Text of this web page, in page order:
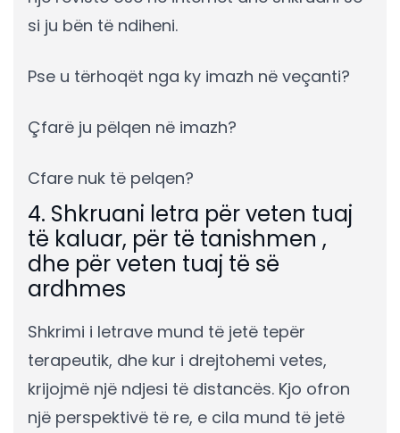
si ju bën të ndiheni.
Pse u tërhoqët nga ky imazh në veçanti?
Çfarë ju pëlqen në imazh?
Cfare nuk të pelqen?
4. Shkruani letra për veten tuaj
të kaluar, për të tanishmen ,
dhe për veten tuaj të së
ardhmes
Shkrimi i letrave mund të jetë tepër
terapeutik, dhe kur i drejtohemi vetes,
krijojmë një ndjesi të distancës. Kjo ofron
një perspektivë të re, e cila mund të jetë